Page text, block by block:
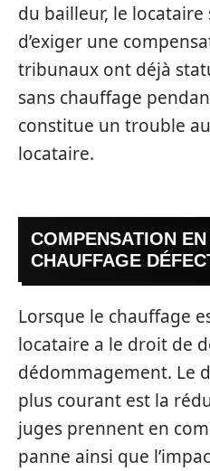
du bailleur, le
d’exiger une
tribunaux ont déjà
sans chauffage
constitue un trouble
locataire.
COMPENSATION
CHAUFFAGE
Lorsque le chauffage
locataire a le droit de
dédommagement. Le
plus courant est la
juges prennent en
panne ainsi que